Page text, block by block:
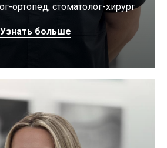
ортопед, стоматолог-хирург
Узнать больше